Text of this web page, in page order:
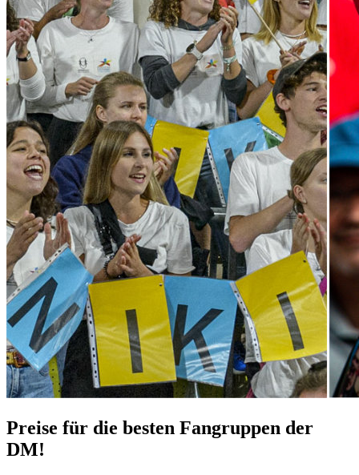
Preise für die besten Fangruppen der
DM!